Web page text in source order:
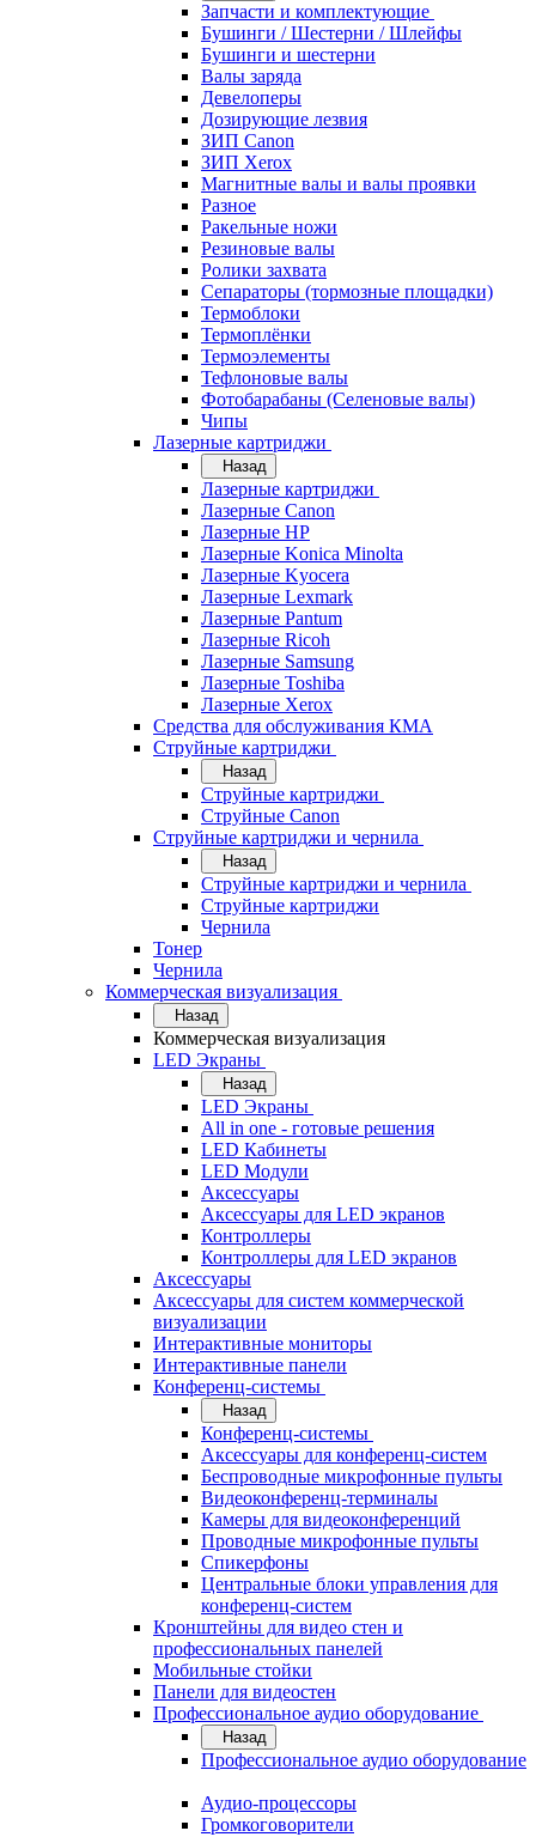
Запчасти и комплектующие
Бушинги / Шестерни / Шлейфы
Бушинги и шестерни
Валы заряда
Девелоперы
Дозирующие лезвия
ЗИП Canon
ЗИП Xerox
Магнитные валы и валы проявки
Разное
Ракельные ножи
Резиновые валы
Ролики захвата
Сепараторы (тормозные площадки)
Термоблоки
Термоплёнки
Термоэлементы
Тефлоновые валы
Фотобарабаны (Селеновые валы)
Чипы
Лазерные картриджи
Назад
Лазерные картриджи
Лазерные Canon
Лазерные HP
Лазерные Konica Minolta
Лазерные Kyocera
Лазерные Lexmark
Лазерные Pantum
Лазерные Ricoh
Лазерные Samsung
Лазерные Toshiba
Лазерные Xerox
Средства для обслуживания КМА
Струйные картриджи
Назад
Струйные картриджи
Струйные Canon
Струйные картриджи и чернила
Назад
Струйные картриджи и чернила
Струйные картриджи
Чернила
Тонер
Чернила
Коммерческая визуализация
Назад
Коммерческая визуализация
LED Экраны
Назад
LED Экраны
All in one - готовые решения
LED Кабинеты
LED Модули
Аксессуары
Аксессуары для LED экранов
Контроллеры
Контроллеры для LED экранов
Аксессуары
Аксессуары для систем коммерческой
визуализации
Интерактивные мониторы
Интерактивные панели
Конференц-системы
Назад
Конференц-системы
Аксессуары для конференц-систем
Беспроводные микрофонные пульты
Видеоконференц-терминалы
Камеры для видеоконференций
Проводные микрофонные пульты
Спикерфоны
Центральные блоки управления для
конференц-систем
Кронштейны для видео стен и
профессиональных панелей
Мобильные стойки
Панели для видеостен
Профессиональное аудио оборудование
Назад
Профессиональное аудио оборудование
Аудио-процессоры
Громкоговорители